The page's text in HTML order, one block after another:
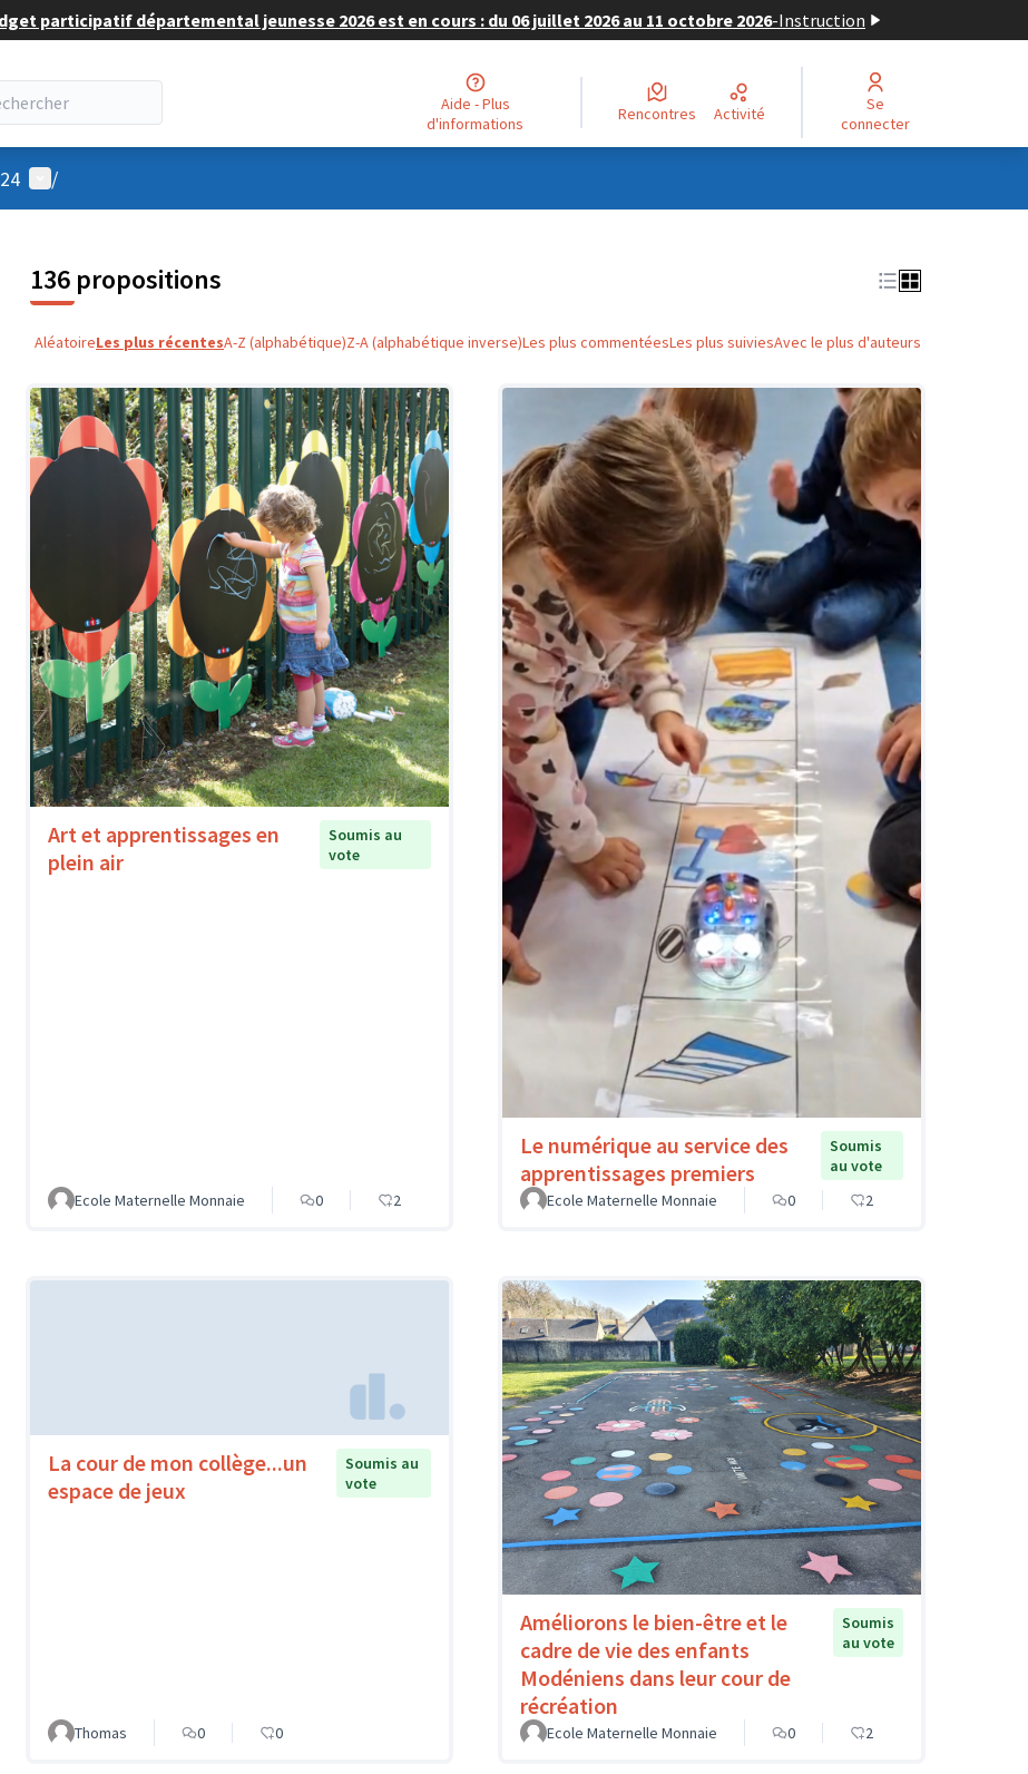
participatif départemental jeunesse 2026 est en cours : du 06 juillet 2026 au 11 octobre 2026-Instruction
Aide - Plus
d'informations
Rencontres Activité
Se
connecter
Menu utilisateur
/
136 propositions
AléatoireLes plus récentesA-Z (alphabétique)Z-A (alphabétique inverse)Les plus commentéesLes plus suiviesAvec le plus d'auteurs
Art et apprentissages en
plein air
Soumis au
vote
Ecole Maternelle Monnaie 0 2
Le numérique au service des
apprentissages premiers
Soumis
au vote
Ecole Maternelle Monnaie
0 2
La cour de mon collège...un
espace de jeux
Soumis au
vote
Thomas 0 0
Améliorons le bien-être et le
cadre de vie des enfants
Modéniens dans leur cour de
récréation
Soumis
au vote
Ecole Maternelle Monnaie 0 2